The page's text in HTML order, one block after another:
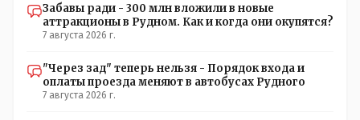
Забавы ради - 300 млн вложили в новые
аттракционы в Рудном. Как и когда они окупятся?
7 августа 2026 г.
"Через зад" теперь нельзя - Порядок входа и
оплаты проезда меняют в автобусах Рудного
7 августа 2026 г.